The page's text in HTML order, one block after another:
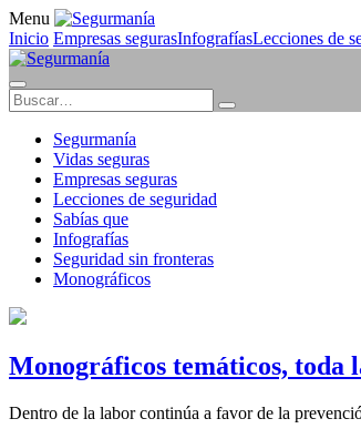
Menu
Inicio Empresas segurasInfografíasLecciones de
Segurmanía
Vidas seguras
Empresas seguras
Lecciones de seguridad
Sabías que
Infografías
Seguridad sin fronteras
Monográficos
Monográficos temáticos, toda
Dentro de la labor continúa a favor de la